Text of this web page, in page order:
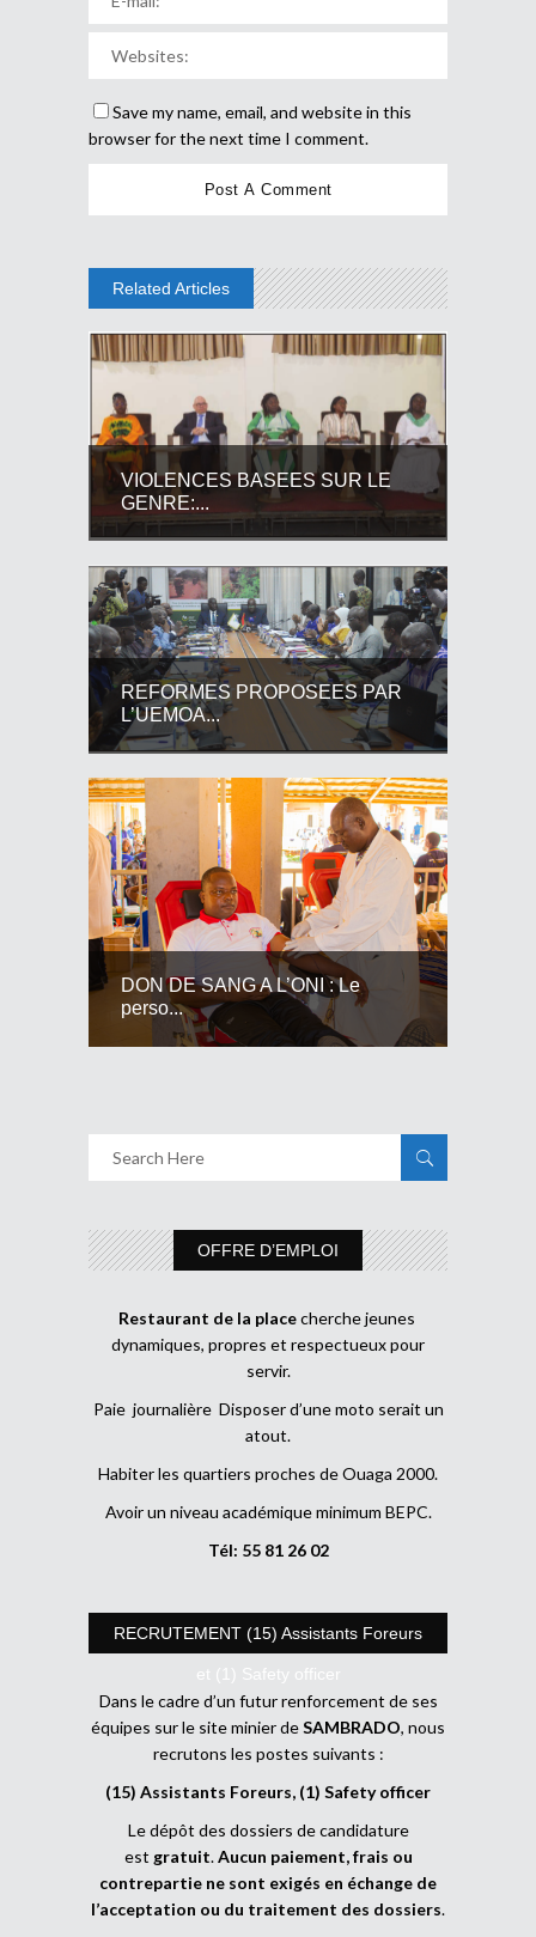
Save my name, email, and website in this
browser for the next time I comment.
Related Articles
VIOLENCES BASEES SUR LE
GENRE:...
REFORMES PROPOSEES PAR
L’UEMOA...
DON DE SANG A L’ONI : Le
perso...
OFFRE D’EMPLOI
Restaurant de la placecherche jeunes
dynamiques, propres et respectueux pour
servir.
Paie journalière Disposer d’une moto serait un
atout.
Habiter les quartiers proches de Ouaga 2000.
Avoir un niveau académique minimum BEPC.
Tél: 55 81 26 02
RECRUTEMENT (15) Assistants Foreurs
et (1) Safety officer
Dans le cadre d’un futur renforcement de ses
équipes sur le site minier deSAMBRADO, nous
recrutons les postes suivants :
(15) Assistants Foreurs, (1) Safety officer
Le dépôt des dossiers de candidature
est gratuit.Aucun paiement, frais ou
contrepartie ne sont exigés en échange de
l’acceptation ou du traitement des dossiers.